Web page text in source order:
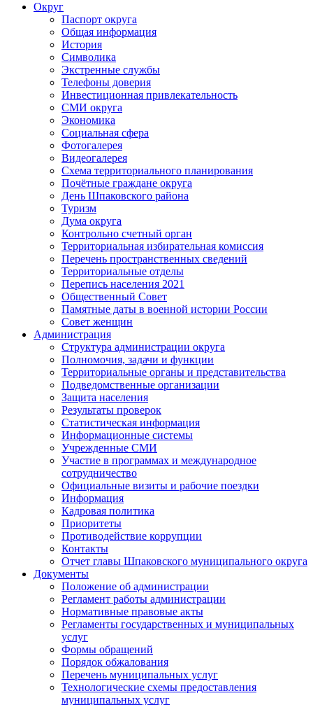
Округ
Паспорт округа
Общая информация
История
Символика
Экстренные службы
Телефоны доверия
Инвестиционная привлекательность
СМИ округа
Экономика
Социальная сфера
Фотогалерея
Видеогалерея
Схема территориального планирования
Почётные граждане округа
День Шпаковского района
Туризм
Дума округа
Контрольно счетный орган
Территориальная избирательная комиссия
Перечень пространственных сведений
Территориальные отделы
Перепись населения 2021
Общественный Совет
Памятные даты в военной истории России
Совет женщин
Администрация
Структура администрации округа
Полномочия, задачи и функции
Территориальные органы и представительства
Подведомственные организации
Защита населения
Результаты проверок
Статистическая информация
Информационные системы
Учрежденные СМИ
Участие в программах и международное
сотрудничество
Официальные визиты и рабочие поездки
Информация
Кадровая политика
Приоритеты
Противодействие коррупции
Контакты
Отчет главы Шпаковского муниципального округа
Документы
Положение об администрации
Регламент работы администрации
Нормативные правовые акты
Регламенты государственных и муниципальных
услуг
Формы обращений
Порядок обжалования
Перечень муниципальных услуг
Технологические схемы предоставления
муниципальных услуг